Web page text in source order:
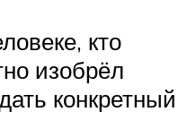
кто
изобрёл
конкретный